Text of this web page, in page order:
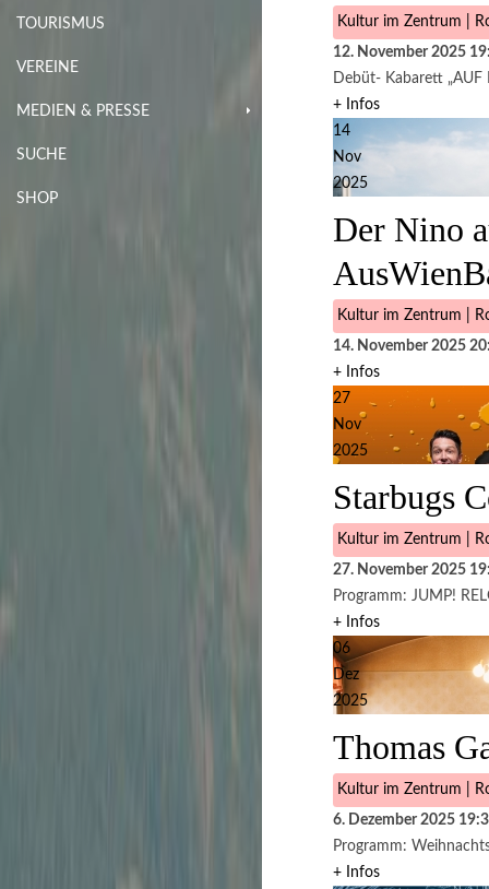
TOURISMUS
VEREINE
MEDIEN & PRESSE
SUCHE
SHOP
Kultur im Zentrum |
12. November 2025
Debüt- Kabarett
+ Infos
14
Nov
2025
Der Nino
Kultur im Zentrum |
14. November 2025
+ Infos
27
Nov
2025
Starbugs
Kultur im Zentrum |
27. November 2025
Programm: JUMP!
+ Infos
06
Dez
2025
Thomas
Kultur im Zentrum |
6. Dezember 2025
Programm:
+ Infos